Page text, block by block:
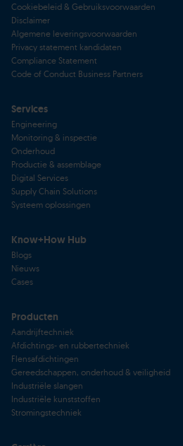
Cookiebeleid & Gebruiksvoorwaarden
Disclaimer
Algemene leveringsvoorwaarden
Privacy statement kandidaten
Compliance Statement
Code of Conduct Business Partners
Services
Engineering
Monitoring & inspectie
Onderhoud
Productie & assemblage
Digital Services
Supply Chain Solutions
Systeem oplossingen
Know+How Hub
Blogs
Nieuws
Cases
Producten
Aandrijftechniek
Afdichtings- en rubbertechniek
Flensafdichtingen
Gereedschappen, onderhoud & veiligheid
Industriële slangen
Industriële kunststoffen
Stromingstechniek